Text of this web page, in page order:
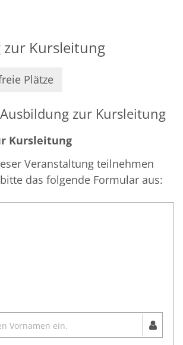
Kursleitung
Plätze
zur Kursleitung
Kursleitung
Veranstaltung teilnehmen
das folgende Formular aus: